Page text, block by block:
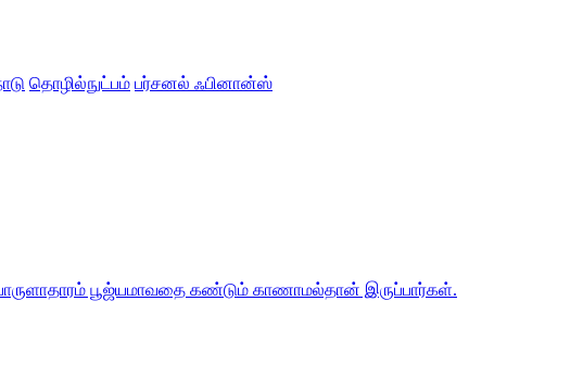
தொழில்நுட்பம் பர்சனல் ஃபினான்ஸ்
பூஜ்யமாவதை கண்டும் காணாமல்தான் இருப்பார்கள்.